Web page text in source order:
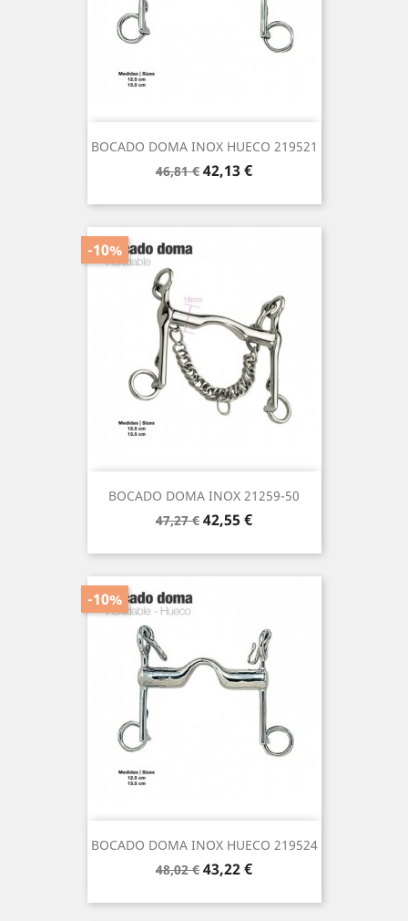
BOCADO DOMA INOX HUECO 219521
Precio
46,81 € Precio
42,13 €
BOCADO DOMA INOX 21259-50
Precio
47,27 €
-10%
Precio
42,55 €
BOCADO DOMA INOX HUECO 219524
Precio
48,02 €
-10%
Precio
43,22 €